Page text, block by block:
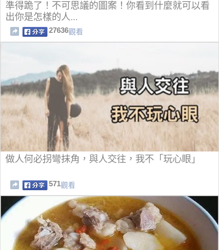
準得跪了！不可思議的圖案！你看到什麼就可以看
出你是怎樣的人...
27636觀看
做人何必拐彎抹角，與人交往，我不「玩心眼」
571觀看